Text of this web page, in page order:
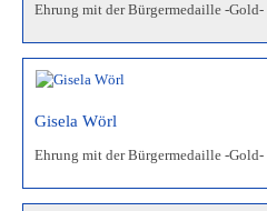
Ehrung mit der Bürgermedaille -Gold-
Gisela Wörl
Ehrung mit der Bürgermedaille -Gold-